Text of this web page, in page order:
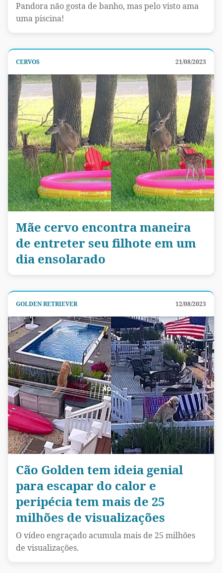
Pandora não gosta de banho, mas pelo visto ama
uma piscina!
CERVOS 21/08/2023
Mãe cervo encontra maneira
de entreter seu filhote em um
dia ensolarado
GOLDEN RETRIEVER 12/08/2023
Cão Golden tem ideia genial
para escapar do calor e
peripécia tem mais de 25
milhões de visualizações
O vídeo engraçado acumula mais de 25 milhões
de visualizações.